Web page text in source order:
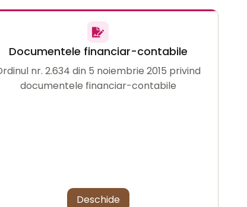
Documentele financiar-contabile
nr. 2.634 din 5 noiembrie 2015 privind
documentele financiar-contabile
Deschide